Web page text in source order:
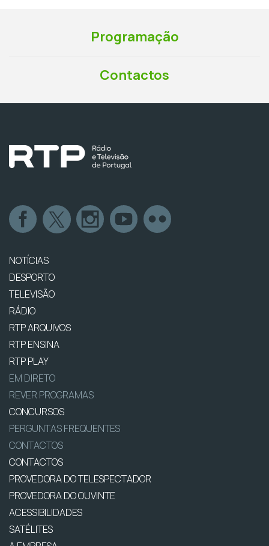
Programação
Contactos
NOTÍCIAS
DESPORTO
TELEVISÃO
RÁDIO
RTP ARQUIVOS
RTP ENSINA
RTP PLAY
EM DIRETO
REVER PROGRAMAS
CONCURSOS
PERGUNTAS FREQUENTES
CONTACTOS
CONTACTOS
PROVEDORA DO TELESPECTADOR
PROVEDORA DO OUVINTE
ACESSIBILIDADES
SATÉLITES